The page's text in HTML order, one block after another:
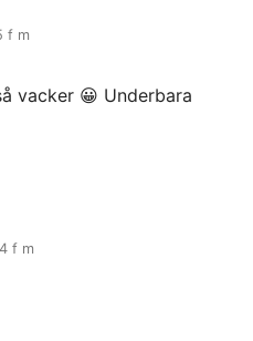
f m
vacker 😀 Underbara
f m